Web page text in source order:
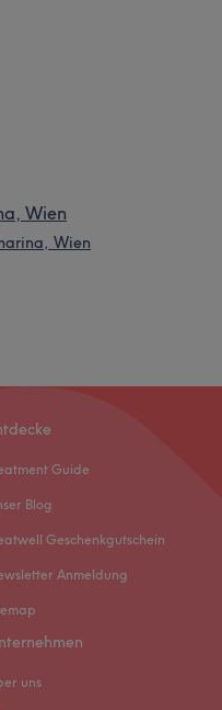
Wien
Wien
Guide
Blog
Geschenkgutschein
Anmeldung
uns